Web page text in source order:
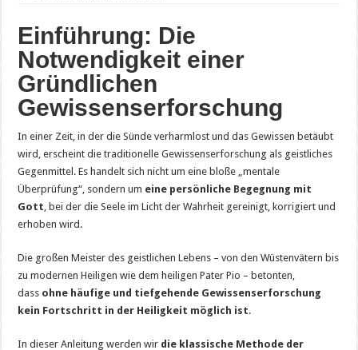
Einführung: Die
Notwendigkeit einer
Gründlichen
Gewissenserforschung
In einer Zeit, in der die Sünde verharmlost und das Gewissen betäubt
wird, erscheint die traditionelle Gewissenserforschung als geistliches
Gegenmittel. Es handelt sich nicht um eine bloße „mentale
Überprüfung“, sondern um eine persönliche Begegnung mit
Gott, bei der die Seele im Licht der Wahrheit gereinigt, korrigiert und
erhoben wird.
Die großen Meister des geistlichen Lebens – von den Wüstenvätern bis
zu modernen Heiligen wie dem heiligen Pater Pio – betonten,
dass ohne häufige und tiefgehende Gewissenserforschung
kein Fortschritt in der Heiligkeit möglich ist.
In dieser Anleitung werden wir die klassische Methode der